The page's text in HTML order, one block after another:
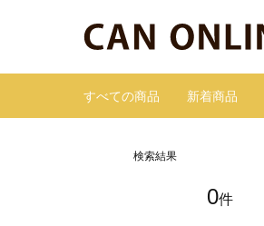
すべての商品 新着商品
検索結果
0件